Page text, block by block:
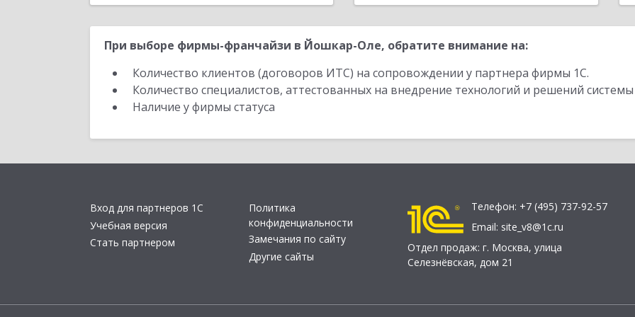
При выборе фирмы-франчайзи в Йошкар-Оле, обратите внимание на:
Количество клиентов (договоров ИТС) на сопровождении у партнера фирмы 1С.
Количество специалистов, аттестованных на внедрение технологий и решений
Наличие у фирмы статуса
Вход для партнеров 1С
Учебная версия
Стать партнером
Политика
конфиденциальности
Замечания по сайту
Другие сайты
Телефон: +7 (495) 737-92-57
Email: site_v8@1c.ru
Отдел продаж: г. Москва, улица
Селезнёвская, дом 21